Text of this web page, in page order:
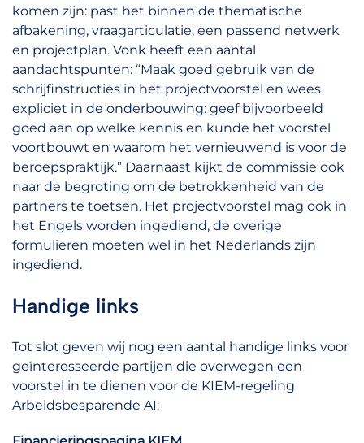
komen zijn: past het binnen de thematische
afbakening, vraagarticulatie, een passend netwerk
en projectplan. Vonk heeft een aantal
aandachtspunten: “Maak goed gebruik van de
schrijfinstructies in het projectvoorstel en wees
expliciet in de onderbouwing: geef bijvoorbeeld
goed aan op welke kennis en kunde het voorstel
voortbouwt en waarom het vernieuwend is voor de
beroepspraktijk.” Daarnaast kijkt de commissie ook
naar de begroting om de betrokkenheid van de
partners te toetsen. Het projectvoorstel mag ook in
het Engels worden ingediend, de overige
formulieren moeten wel in het Nederlands zijn
ingediend.
Handige links
Tot slot geven wij nog een aantal handige links voor
geïnteresseerde partijen die overwegen een
voorstel in te dienen voor de KIEM-regeling
Arbeidsbesparende AI: